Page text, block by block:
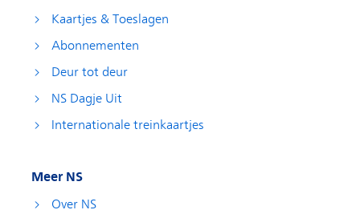
Kaartjes & Toeslagen
Abonnementen
Deur tot deur
NS Dagje Uit
Internationale treinkaartjes
Meer NS
Over NS